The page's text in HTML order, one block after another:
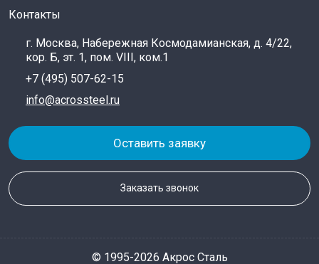
Контакты
г. Москва, Набережная Космодамианская, д. 4/22,
кор. Б, эт. 1, пом. VIII, ком.1
+7 (495) 507-62-15
info@acrossteel.ru
Оставить заявку
Заказать звонок
© 1995-2026 Акрос Сталь